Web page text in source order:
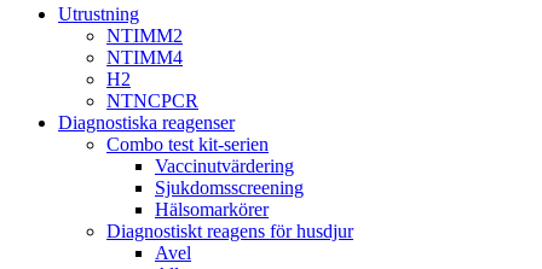
Utrustning
NTIMM2
NTIMM4
H2
NTNCPCR
Diagnostiska reagenser
Combo test kit-serien
Vaccinutvärdering
Sjukdomsscreening
Hälsomarkörer
Diagnostiskt reagens för husdjur
Avel